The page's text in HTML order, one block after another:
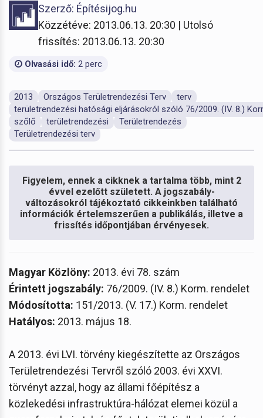
Szerző: Építésijog.hu
Közzétéve: 2013.06.13. 20:30 | Utolsó
frissítés: 2013.06.13. 20:30
Olvasási idő: 2 perc
2013 Országos Területrendezési Terv
terv
területrendezési hatósági eljárásokról szóló 76/2009. (IV. 8.)
szőlő
területrendezési
Területrendezés
Területrendezési terv
Figyelem, ennek a cikknek a tartalma több, mint 2
évvel ezelőtt született. A jogszabály-
változásokról tájékoztató cikkeinkben található
információk értelemszerűen a publikálás, illetve a
frissítés időpontjában érvényesek.
Magyar Közlöny: 2013. évi 78. szám
Érintett jogszabály: 76/2009. (IV. 8.) Korm. rendelet
Módosította: 151/2013. (V. 17.) Korm. rendelet
Hatályos: 2013. május 18.
A 2013. évi LVI. törvény kiegészítette az Országos
Területrendezési Tervről szóló 2003. évi XXVI.
törvényt azzal, hogy az állami főépítész a
közlekedési infrastruktúra-hálózat elemei közül a